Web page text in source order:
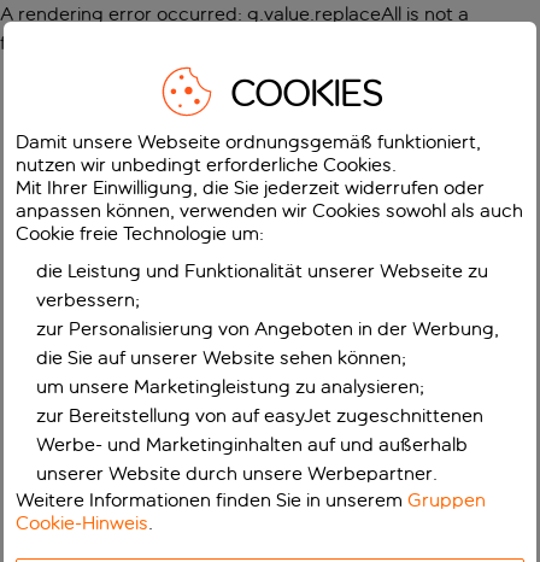
A rendering error occurred: g.value.replaceAll is not a
function
COOKIES
Damit unsere Webseite ordnungsgemäß funktioniert,
nutzen wir unbedingt erforderliche Cookies.
Mit Ihrer Einwilligung, die Sie jederzeit widerrufen oder
anpassen können, verwenden wir Cookies sowohl als auch
Cookie freie Technologie um:
die Leistung und Funktionalität unserer Webseite zu
verbessern;
zur Personalisierung von Angeboten in der Werbung,
die Sie auf unserer Website sehen können;
um unsere Marketingleistung zu analysieren;
zur Bereitstellung von auf easyJet zugeschnittenen
Werbe- und Marketinginhalten auf und außerhalb
unserer Website durch unsere Werbepartner.
Weitere Informationen finden Sie in unseremGruppen
Cookie-Hinweis.